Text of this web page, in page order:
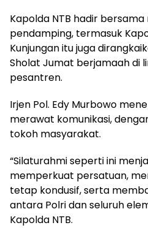
Kapolda NTB hadir
pendamping, termasuk
Kunjungan itu juga
Sholat Jumat berjamaah di
pesantren.
Irjen Pol. Edy Murbowo
merawat komunikasi,
tokoh masyarakat.
“Silaturahmi seperti ini
memperkuat persatuan,
tetap kondusif, serta
antara Polri dan seluruh
Kapolda NTB.